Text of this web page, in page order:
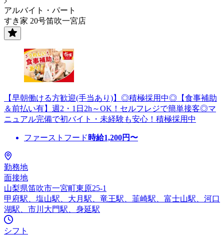
アルバイト・パート
すき家 20号笛吹一宮店
【早朝働ける方歓迎(手当あり)】◎積極採用中◎【食事補助
＆前払い有】週2・1日2h～OK！セルフレジで簡単接客◎マ
ニュアル完備で初バイト・未経験も安心！積極採用中
ファーストフード 時給1,200円〜
勤務地
面接地
山梨県笛吹市一宮町東原25-1
甲府駅、塩山駅、大月駅、竜王駅、韮崎駅、富士山駅、河口
湖駅、市川大門駅、身延駅
シフト